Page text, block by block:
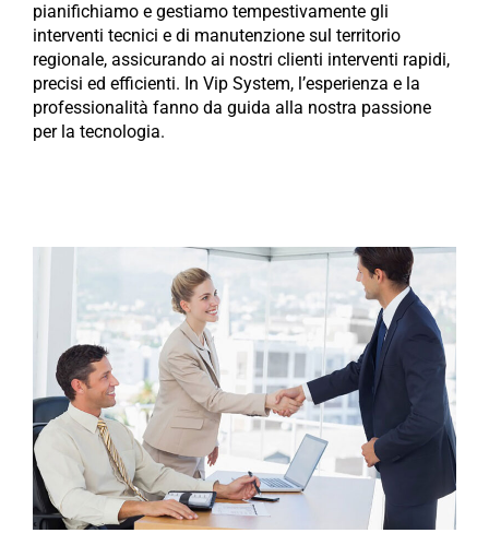
pianifichiamo e gestiamo tempestivamente gli
interventi tecnici e di manutenzione sul territorio
regionale, assicurando ai nostri clienti interventi rapidi,
precisi ed efficienti. In Vip System, l’esperienza e la
professionalità fanno da guida alla nostra passione
per la tecnologia.